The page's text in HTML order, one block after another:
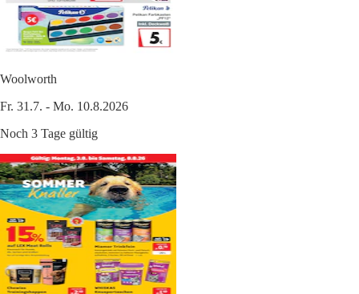
Woolworth
Fr. 31.7. - Mo. 10.8.2026
Noch 3 Tage gültig